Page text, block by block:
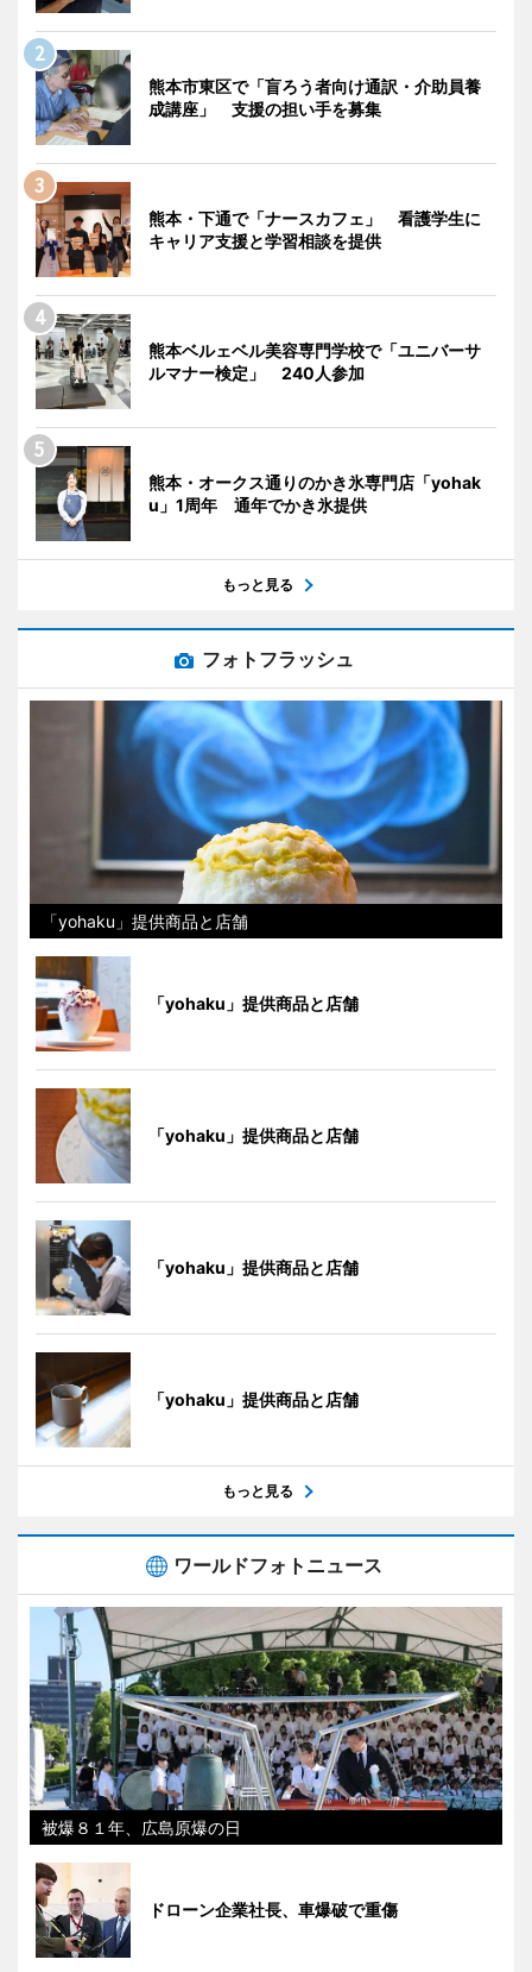
熊本市東区で「盲ろう者向け通訳・介助員養
成講座」 支援の担い手を募集
熊本・下通で「ナースカフェ」 看護学生に
キャリア支援と学習相談を提供
熊本ベルェベル美容専門学校で「ユニバーサ
ルマナー検定」 240人参加
熊本・オークス通りのかき氷専門店「yohak
u」1周年 通年でかき氷提供
もっと見る
フォトフラッシュ
「yohaku」提供商品と店舗
「yohaku」提供商品と店舗
「yohaku」提供商品と店舗
「yohaku」提供商品と店舗
「yohaku」提供商品と店舗
もっと見る
ワールドフォトニュース
被爆８１年、広島原爆の日
ドローン企業社長、車爆破で重傷